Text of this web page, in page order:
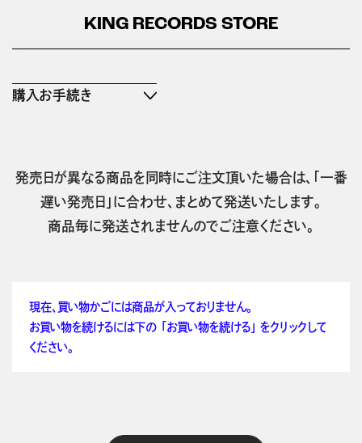
KING RECORDS STORE
購入お手続き
発売日が異なる商品を同時にご注文頂いた場合は、「一番
遅い発売日」に合わせ、まとめて発送いたします。
商品毎に発送されませんのでご注意ください。
現在、買い物かごには商品が入っておりません。
お買い物を続けるには下の 「お買い物を続ける」 をクリックして
ください。